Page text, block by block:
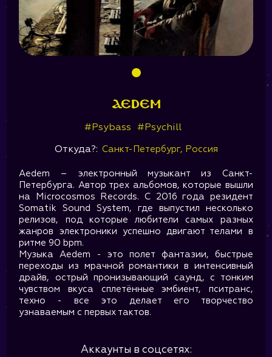
AEDEM
#Psybass #Psychill
Откуда?: Санкт-Петербург, Россия
Aedem – электронный музыкант из Санкт-
Петербурга. Автор трех альбомов, которые вышли
на Microcosmos Records. С 2016 года резидент
Somatik Sound System, где выпустил несколько
релизов, под которые любители самых разных
жанров электроники успешно двигают телами в
ритме 90 bpm.
Музыка Aedem - это полет фантазии, быстрые
переходы из мрачной романтики в интенсивный
драйв, острый пронизывающий саунд, с тонким
чувством вкуса сплетённые эмбиент, пситранс,
техно - все это делает его творчество
узнаваемым с первых тактов.
Аккаунты в соцсетях: